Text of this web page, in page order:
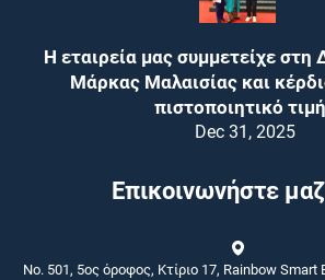
Η εταιρεία μας συμμετείχε στη
Μάρκας Μαλαισίας και
πιστοποιητικό
Dec 31, 2025
Επικοινωνήστε
No. 501, 5ος όροφος, Κτίριο 17, Rainbow